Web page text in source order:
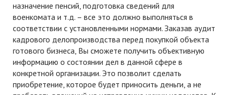
назначение пенсий, подготовка сведений для
военкомата и т.д. – все это должно выполняться в
соответствии с установленными нормами. Заказав аудит
кадрового делопроизводства перед покупкой объекта
готового бизнеса, Вы сможете получить объективную
информацию о состоянии дел в данной сфере в
конкретной организации. Это позволит сделать
приобретение, которое будет приносить деньги, а не